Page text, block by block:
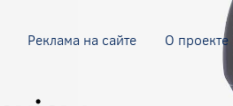
Реклама на сайте О проекте